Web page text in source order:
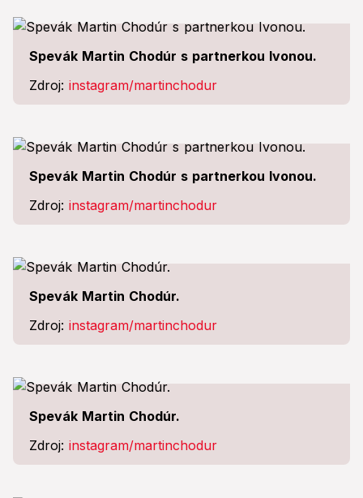
Spevák Martin Chodúr s partnerkou Ivonou.
Zdroj: instagram/martinchodur
Spevák Martin Chodúr s partnerkou Ivonou.
Zdroj: instagram/martinchodur
Spevák Martin Chodúr.
Zdroj: instagram/martinchodur
Spevák Martin Chodúr.
Zdroj: instagram/martinchodur